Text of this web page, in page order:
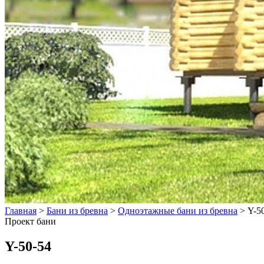
Главная > Бани из бревна > Одноэтажные бани из бревна > Y-
Проект бани
Y-50-54